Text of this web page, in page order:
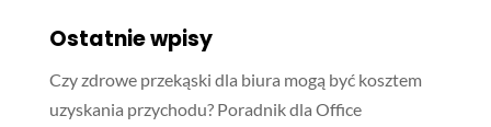
Ostatnie wpisy
Czy zdrowe przekąski dla biura mogą być kosztem
uzyskania przychodu? Poradnik dla Office